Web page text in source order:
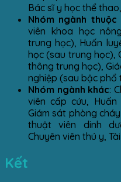
Bác sĩ y học thể
Nhóm ngành
viên khoa học
trung học), Huấn
học (sau trung học),
thông trung học),
nghiệp (sau bậc phổ
Nhóm ngành khác:
viên cấp cứu,
Giám sát phòng
thuật viên dinh
Chuyên viên thú y,
Kết